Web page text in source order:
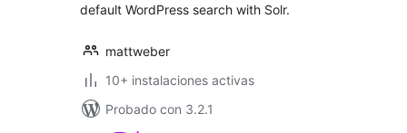
default WordPress search with Solr.
mattweber
10+ instalaciones activas
Probado con 3.2.1